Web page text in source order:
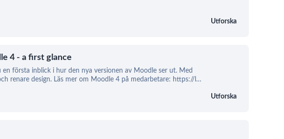
Utforska
4 - a first glance
första inblick i hur den nya versionen av Moodle ser ut. Med
renare design. Läs mer om Moodle 4 på medarbetare: https://l …
Utforska